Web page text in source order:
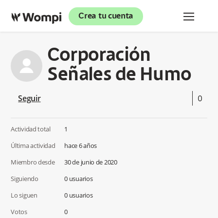
Crea tu cuenta
Corporación
Señales de Humo
Seguir
Actividad total
1
Última actividad
hace 6 años
Miembro desde
30 de junio de 2020
Siguiendo
0 usuarios
Lo siguen
0 usuarios
Votos
0